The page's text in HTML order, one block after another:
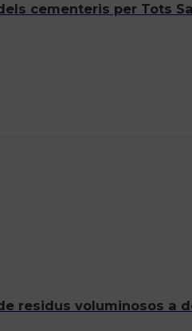
cementeris per Tots
residus voluminosos a